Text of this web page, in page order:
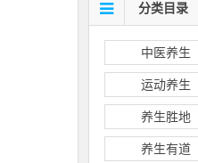
分类目录
中医养生
运动养生
养生胜地
养生有道